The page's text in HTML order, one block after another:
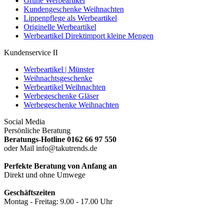
Kundengeschenke Weihnachten
Lippenpflege als Werbeartikel
Originelle Werbeartikel
Werbeartikel Direktimport kleine Mengen
Kundenservice II
Werbeartikel | Münster
Weihnachtsgeschenke
Werbeartikel Weihnachten
Werbegeschenke Gläser
Werbegeschenke Weihnachten
Social Media
Persönliche Beratung
Beratungs-Hotline 0162 66 97 550
oder Mail info@takutrends.de
Perfekte Beratung von Anfang an
Direkt und ohne Umwege
Geschäftszeiten
Montag - Freitag: 9.00 - 17.00 Uhr